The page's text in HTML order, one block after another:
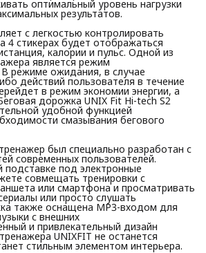
оптимальный уровень нагрузки
результатов.
с легкостью контролировать
4 стикерах будет отображаться
калории и пульс. Одной из
является режим
В режиме ожидания, в случае
действий пользователя в течение
в режим экономии энергии, а
дорожка UNIX Fit Hi-tech S2
удобной функцией
смазывания бегового
был специально разработан с
современных пользователей.
подставке под электронные
совмещать тренировки с
или смартфона и просматривать
или просто слушать
также оснащена MP3-входом для
с внешних
и привлекательный дизайн
UNIXFIT не останется
стильным элементом интерьера.